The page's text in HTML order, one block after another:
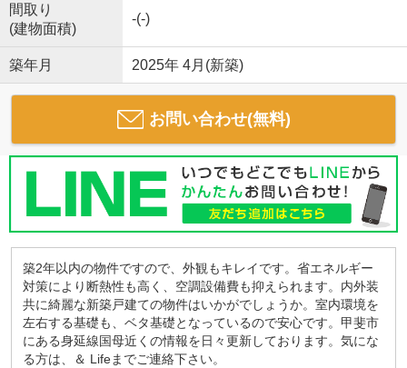
間取り
(建物面積)
-(-)
築年月 2025年 4月(新築)
お問い合わせ(無料)
築2年以内の物件ですので、外観もキレイです。省エネルギー
対策により断熱性も高く、空調設備費も抑えられます。内外装
共に綺麗な新築戸建ての物件はいかがでしょうか。室内環境を
左右する基礎も、ベタ基礎となっているので安心です。甲斐市
にある身延線国母近くの情報を日々更新しております。気にな
る方は、＆ Lifeまでご連絡下さい。